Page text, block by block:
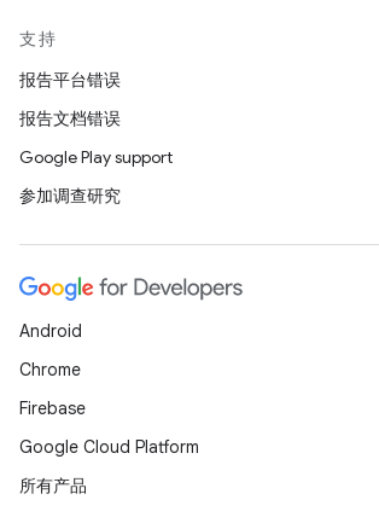
支持
报告平台错误
报告文档错误
Google Play support
参加调查研究
Android
Chrome
Firebase
Google Cloud Platform
所有产品